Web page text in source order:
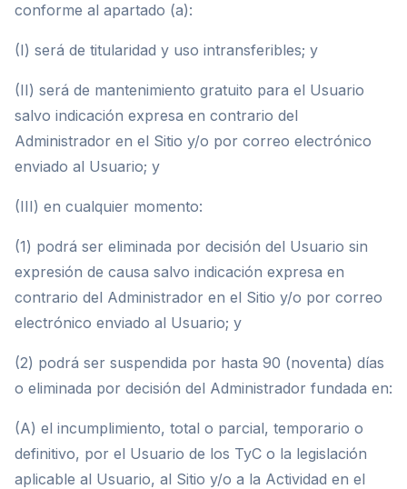
conforme al apartado (a):
(I) será de titularidad y uso intransferibles; y
(II) será de mantenimiento gratuito para el Usuario
salvo indicación expresa en contrario del
Administrador en el Sitio y/o por correo electrónico
enviado al Usuario; y
(III) en cualquier momento:
(1) podrá ser eliminada por decisión del Usuario sin
expresión de causa salvo indicación expresa en
contrario del Administrador en el Sitio y/o por correo
electrónico enviado al Usuario; y
(2) podrá ser suspendida por hasta 90 (noventa) días
o eliminada por decisión del Administrador fundada en:
(A) el incumplimiento, total o parcial, temporario o
definitivo, por el Usuario de los TyC o la legislación
aplicable al Usuario, al Sitio y/o a la Actividad en el